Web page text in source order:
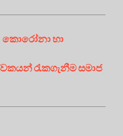
කොරෝනා හා
රැකගැනීම සමාජ